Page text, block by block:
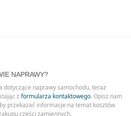
NAPRAWY?
dotyczące naprawy samochodu, teraz
z formularza kontaktowego. Opisz nam
przekazać informacje na temat kosztów
części zamiennych.